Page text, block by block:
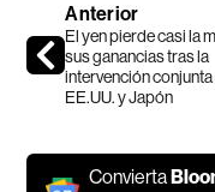
Anterior
El yen pierde casi la
sus ganancias tras la
intervención conjunta
EE.UU. y Japón
Convierta